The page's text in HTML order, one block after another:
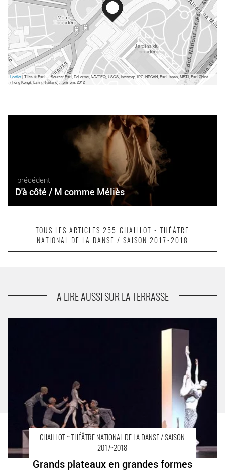
Leaflet| Tiles © Esri — Source: Esri, DeLorme, NAVTEQ, USGS, Intermap, iPC, NRCAN, Esri Japan, METI, Esri China
(Hong Kong), Esri (Thailand), TomTom, 2012
précédent
D'à côté / M comme Méliès
TOUS LES ARTICLES 255-CHAILLOT ~ THÉÂTRE
NATIONAL DE LA DANSE / SAISON 2017~2018
A LIRE AUSSI SUR LA TERRASSE
CHAILLOT ~ THÉÂTRE NATIONAL DE LA DANSE / SAISON
2017~2018
Grands plateaux en grandes formes